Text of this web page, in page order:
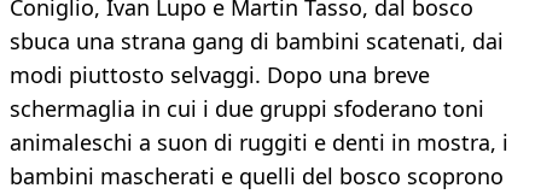
Coniglio, Ivan Lupo e Martin Tasso, dal bosco
sbuca una strana gang di bambini scatenati, dai
modi piuttosto selvaggi. Dopo una breve
schermaglia in cui i due gruppi sfoderano toni
animaleschi a suon di ruggiti e denti in mostra, i
bambini mascherati e quelli del bosco scoprono